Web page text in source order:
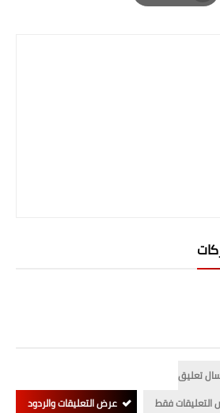
Print
تعليق
فقط
عرض التعليقات والردود